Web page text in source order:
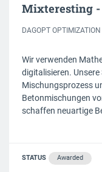
Mixteresting -
DAGOPT
Wir verwenden
digitalisieren.
Mischungsprozess
Betonmischungen
schaffen neuartige
STATUS Awarded